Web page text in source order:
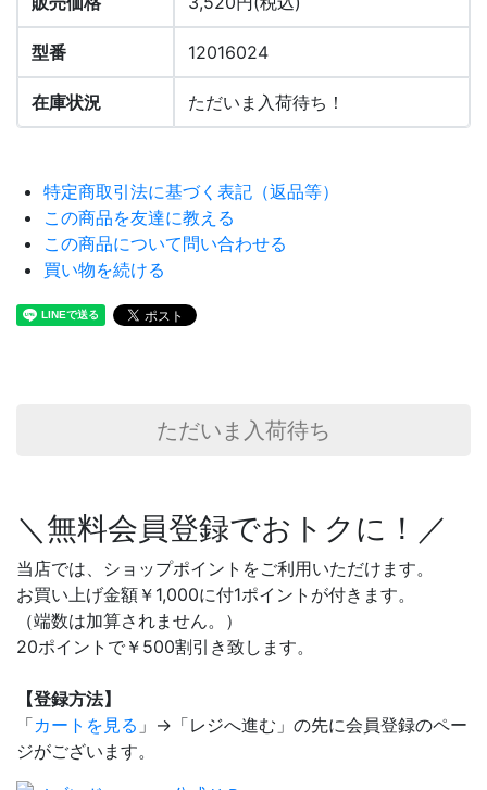
型番 12016024
在庫状況 ただいま入荷待ち！
特定商取引法に基づく表記（返品等）
この商品を友達に教える
この商品について問い合わせる
買い物を続ける
ただいま入荷待ち
＼無料会員登録でおトクに！／
当店では、ショップポイントをご利用いただけます。
お買い上げ金額￥1,000に付1ポイントが付きます。
（端数は加算されません。）
20ポイントで￥500割引き致します。
【登録方法】
「カートを見る 」→「レジへ進む」の先に会員登録のペー
ジがございます。